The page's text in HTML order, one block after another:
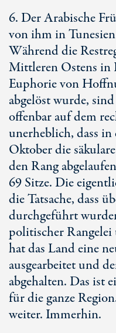
6. Der Arabische
von ihm in
Während die
Mittleren Ostens in
Euphorie von
abgelöst wurde,
offenbar auf dem
unerheblich, dass
Oktober die
den Rang
69 Sitze. Die
die Tatsache, dass
durchgeführt
politischer
hat das Land eine
ausgearbeitet und
abgehalten. Das ist
für die ganze
weiter. Immerhin.